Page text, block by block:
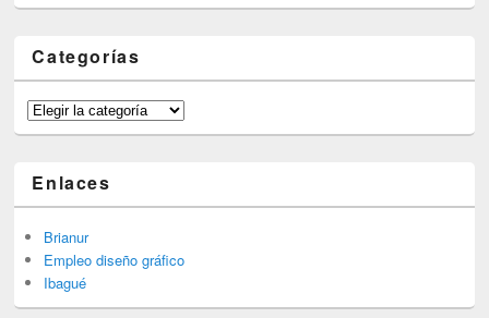
Categorías
Categorías
Enlaces
Brianur
Empleo diseño gráfico
Ibagué